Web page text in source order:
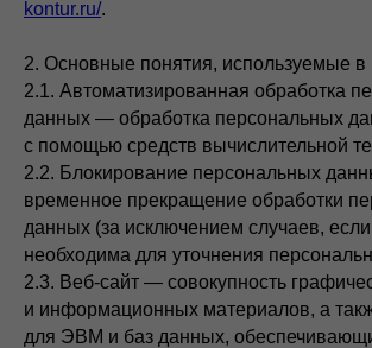
kontur.ru/.
2. Основные понятия, используемые в
2.1. Автоматизированная обработка
данных — обработка персональных
с помощью средств вычислительной
2.2. Блокирование персональных
временное прекращение обработки
данных (за исключением случаев,
необходима для уточнения
2.3. Веб-сайт — совокупность
и информационных материалов, а
для ЭВМ и баз данных,